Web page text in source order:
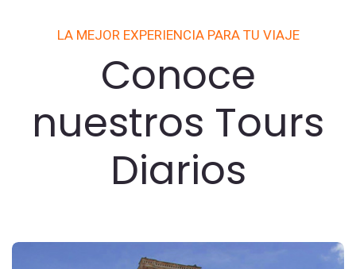
LA MEJOR EXPERIENCIA PARA TU VIAJE
Conoce
nuestros Tours
Diarios